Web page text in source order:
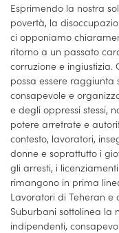
Esprimendo la nostra
povertà, la
ci opponiamo
ritorno a un passato
corruzione e
possa essere
consapevole e
e degli oppressi stessi,
potere arretrate e
contesto, lavoratori,
donne e soprattutto i
gli arresti, i
rimangono in prima
Lavoratori di Teheran
Suburbani sottolinea la
indipendenti,